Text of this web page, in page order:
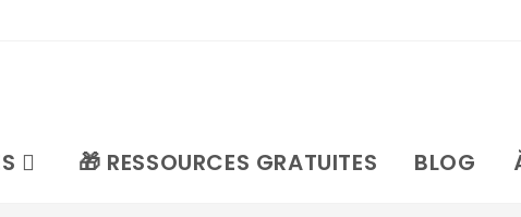
🎁 RESSOURCES GRATUITES BLOG